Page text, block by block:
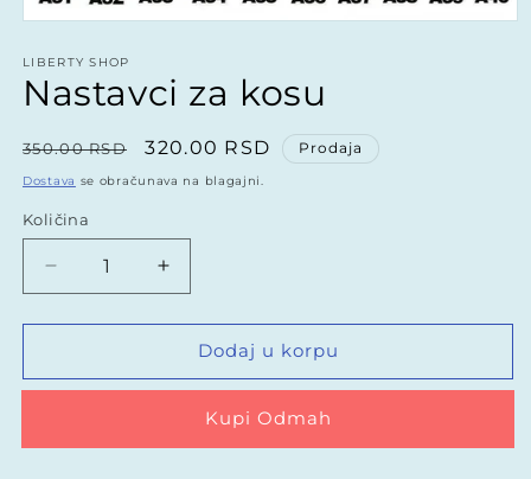
1
u
modalnom
LIBERTY SHOP
Nastavci za kosu
Redovna
cena
350.00 RSD
Prodajna
cena
320.00 RSD Prodaja
Dostava se obračunava na blagajni.
Količina
Količina
Smanjite
količinu
za
za
Povećajte
količinu
za
Nastavci
za
Dodaj u korpu
Buy it now